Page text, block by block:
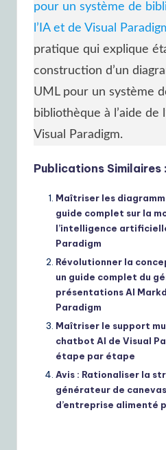
pour un système de
l’IA et de Visual
pratique qui explique
construction d’un
UML pour un système
bibliothèque à l’aide de
Visual Paradigm.
Publications Similaires :
Maîtriser les
guide complet sur la
l’intelligence
Paradigm
Révolutionner la
un guide complet du
présentations AI
Paradigm
Maîtriser le support
chatbot AI de Visual
étape par étape
Avis : Rationaliser la
générateur de
d’entreprise alimenté